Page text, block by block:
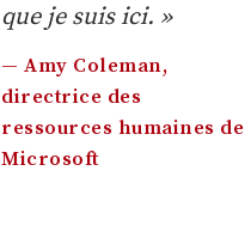
que je suis ici. »
— Amy Coleman,
directrice des
ressources humaines de
Microsoft